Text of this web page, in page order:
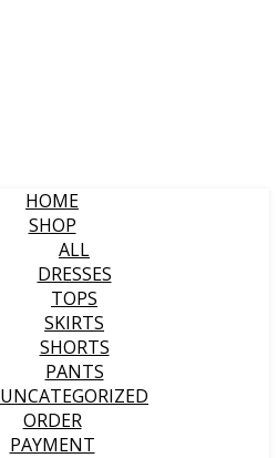
HOME
SHOP
ALL
DRESSES
TOPS
SKIRTS
SHORTS
PANTS
UNCATEGORIZED
ORDER
PAYMENT